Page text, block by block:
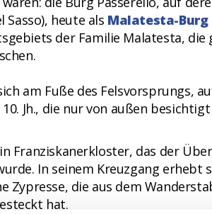
Sasso), heute als Malatesta-Burg
der Familie Malatesta, die
am Fuße des Felsvorsprungs,
Jh., die nur von außen
Franziskanerkloster, das der
In seinem Kreuzgang erhebt
Zypresse, die aus dem
hat.